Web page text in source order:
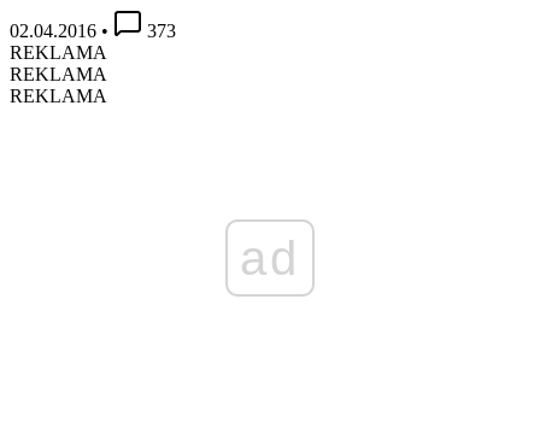
02.04.2016 •
373
REKLAMA
REKLAMA
REKLAMA
ad